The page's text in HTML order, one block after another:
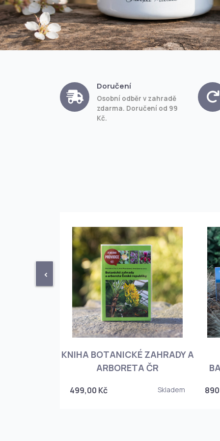
Doručení
Osobní odběr v zahradě
zdarma. Doručení od 99
Kč.
<
KNIHA BOTANICKÉ ZAHRADY A
ARBORETA ČR
499,00 Kč Skladem